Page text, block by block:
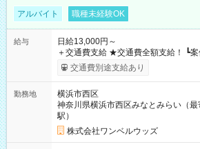
アルバイト 職種未経験OK
給与
日給13,000円～
＋交通費支給 ★交通費全額支給！ ┗案件により規定あり ★日払
いOK！（規定あり） ┗働いたその日
ンビニATMから 日払い分を引き落とせます！ 【試
交通費別途支給あり
勤務地
横浜市西区
神奈川県横浜市西区みなとみらい（
駅）
株式会社ワンベルウッズ